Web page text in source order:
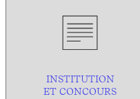
INSTITUTION
ET CONCOURS